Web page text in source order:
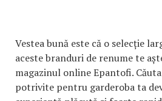
Vestea bună este că o selecție
aceste branduri de renume te
magazinul online Epantofi.
potrivite pentru garderoba ta